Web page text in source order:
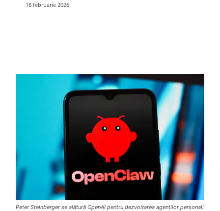
18 februarie 2026
Peter Steinberger se alătură OpenAI pentru dezvoltarea agenților personali